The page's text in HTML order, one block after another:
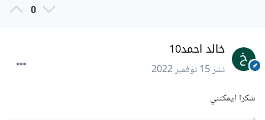
0
خالد احمد10
نشر15 نوفمبر 2022
شكرا ايمكنني